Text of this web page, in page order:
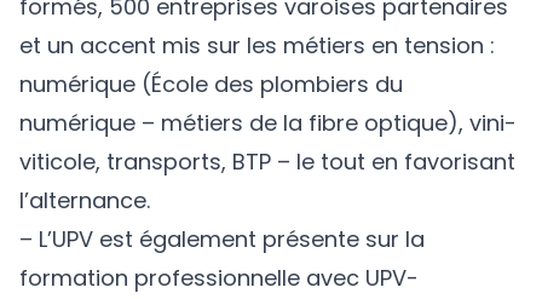
formés, 500 entreprises varoises partenaires
et un accent mis sur les métiers en tension :
numérique (École des plombiers du
numérique – métiers de la fibre optique), vini-
viticole, transports, BTP – le tout en favorisant
l’alternance.
– L’UPV est également présente sur la
formation professionnelle avec UPV-